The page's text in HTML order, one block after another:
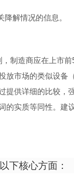
降解情况的信息。
制造商应在上市前
放市场的类似设备
提供详细的比较，
的实质等同性。建
下核心方面：